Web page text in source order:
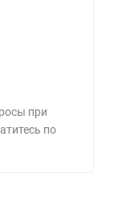
при
по